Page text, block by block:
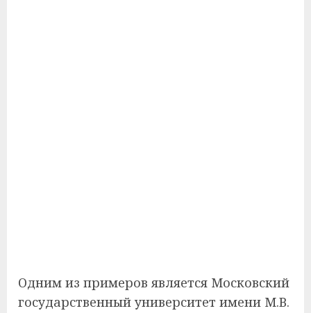
Одним из примеров является Московский
государственный университет имени М.В.